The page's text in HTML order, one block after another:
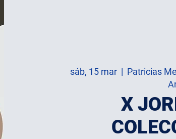
sáb, 15 mar
  |
Patricias
X